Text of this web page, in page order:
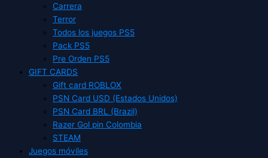
Carrera
Terror
Todos los juegos PS5
Pack PS5
Pre Orden PS5
GIFT CARDS
Gift card ROBLOX
PSN Card USD (Estados Unidos)
PSN Card BRL (Brazil)
Razer Gol pin Colombia
STEAM
Juegos móviles